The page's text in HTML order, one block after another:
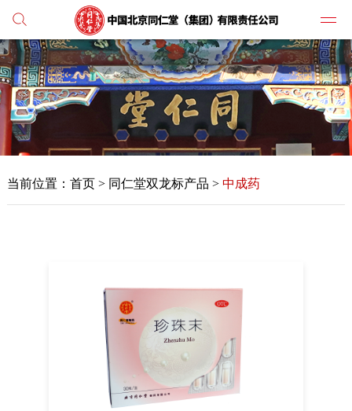
党建
人才
当前位置： 首页> 同仁堂双龙标产品 > 中成药